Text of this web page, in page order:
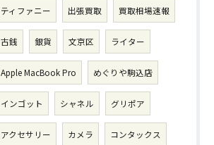
ティファニー 出張買取 買取相場速報
古銭 銀貨 文京区 ライター
Apple MacBook Pro めぐりや駒込店
インゴット シャネル グリポア
アクセサリー カメラ コンタックス